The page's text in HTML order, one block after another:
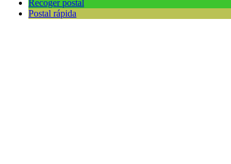
Recoger postal
Postal rápida